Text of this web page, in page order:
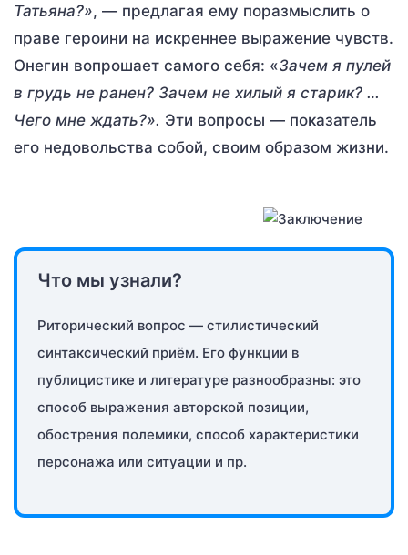
Татьяна?», — предлагая ему поразмыслить о
праве героини на искреннее выражение чувств.
Онегин вопрошает самого себя: «Зачем я пулей
в грудь не ранен? Зачем не хилый я старик? …
Чего мне ждать?». Эти вопросы — показатель
его недовольства собой, своим образом жизни.
Что мы узнали?
Риторический вопрос — стилистический
синтаксический приём. Его функции в
публицистике и литературе разнообразны: это
способ выражения авторской позиции,
обострения полемики, способ характеристики
персонажа или ситуации и пр.